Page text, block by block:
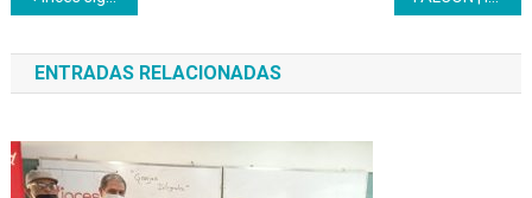
de
entradas
ENTRADAS RELACIONADAS